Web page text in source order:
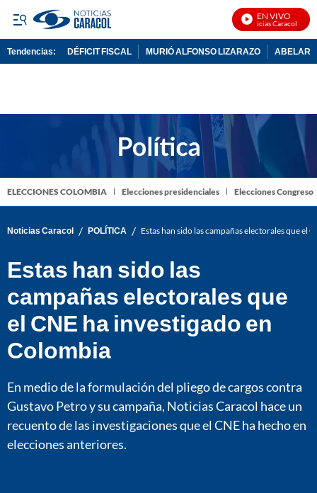
EN VIVO
Noticias Caracol En
Tendencias: DÉFICIT FISCAL MURIÓ ALFONSO LIZARAZO
ELECCIONES COLOMBIA Elecciones presidenciales Elecciones Congreso
Noticias Caracol / POLÍTICA / Estas han sido las campañas electorales que el
Estas han sido las
campañas electorales que
el CNE ha investigado en
Colombia
En medio de la formulación del pliego de cargos contra
Gustavo Petro y su campaña, Noticias Caracol hace un
recuento de las investigaciones que el CNE ha hecho en
elecciones anteriores.